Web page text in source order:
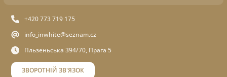
+420 773 719 175
info_inwhite@seznam.cz
Пльзеньська 394/70, Прага 5
ЗВОРОТНІЙ ЗВ'ЯЗОК